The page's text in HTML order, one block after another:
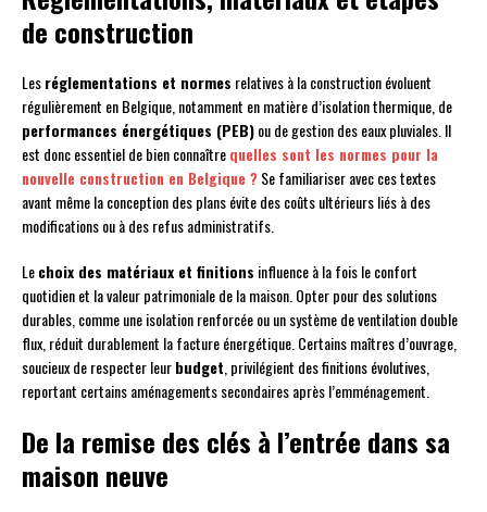
de construction
Lesréglementations et normes relatives à la construction évoluent
régulièrement en Belgique, notamment en matière d’isolation thermique, de
performances énergétiques (PEB)ou de gestion des eaux pluviales. Il
est donc essentiel de bien connaîtrequelles sont les normes pour la
nouvelle construction en Belgique ? Se familiariser avec ces textes
avant même la conception des plans évite des coûts ultérieurs liés à des
modifications ou à des refus administratifs.
Lechoix des matériaux et finitions influence à la fois le confort
quotidien et la valeur patrimoniale de la maison. Opter pour des solutions
durables, comme une isolation renforcée ou un système de ventilation double
flux, réduit durablement la facture énergétique. Certains maîtres d’ouvrage,
soucieux de respecter leurbudget , privilégient des finitions évolutives,
reportant certains aménagements secondaires après l’emménagement.
De la remise des clés à l’entrée dans sa
maison neuve